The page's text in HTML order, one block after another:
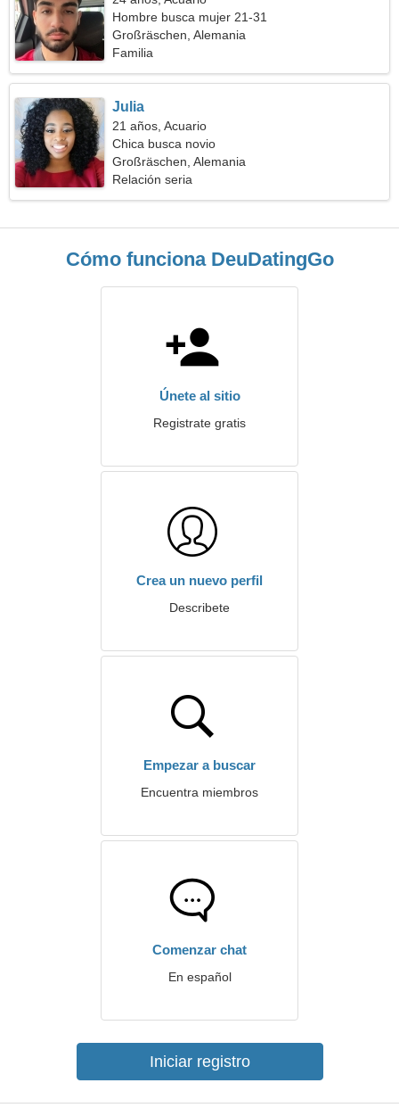
Hombre busca mujer 21-31
Großräschen, Alemania
Familia
Julia
21 años, Acuario
Chica busca novio
Großräschen, Alemania
Relación seria
Cómo funciona DeuDatingGo
Únete al sitio
Registrate gratis
Crea un nuevo perfil
Describete
Empezar a buscar
Encuentra miembros
Comenzar chat
En español
Iniciar registro